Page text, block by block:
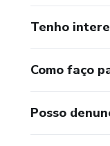
Tenho
Como faço
Posso